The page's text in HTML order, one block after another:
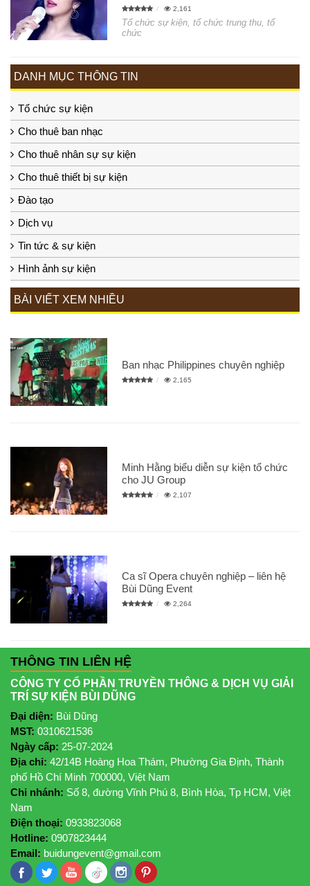
2,161
Tổ chức sự kiện, tổ chức trung thu, tổ
chức
DANH MỤC THÔNG TIN
Tổ chức sự kiện
Cho thuê ban nhạc
Cho thuê nhân sự sự kiện
Cho thuê thiết bị sự kiện
Đào tạo
Dịch vụ
Tin tức & sự kiện
Hình ảnh sự kiện
BÀI VIẾT XEM NHIỀU
Ban nhạc Philippines chuyên nghiệp
2,165
Minh Hằng biểu diễn sự kiện tổ chức
cho JU Group
2,107
Ca sĩ Opera chuyên nghiệp – liên hệ
Bùi Dũng Event
2,264
THÔNG TIN LIÊN HỆ
CÔNG TY CỔ PHẦN TRUYỀN THÔNG & DỊCH VỤ GIẢI
TRÍ SỰ KIỆN BÙI DŨNG
Đại diện: Bùi Dũng
MST: 0310621536
Ngày cấp: 25-07-2024
Địa chỉ: 42/14B Hoàng Hoa Thám, Phường Gia Định, Thành
phố Hồ Chí Minh 700000, Việt Nam
Chi nhánh: Số 8, đường Vĩnh Phú 8, Bình Hòa, Tp HCM, Việt
Nam
Điện thoại: 0933823068
Hotline: 0907823444
Email: buidungevent@gmail.com